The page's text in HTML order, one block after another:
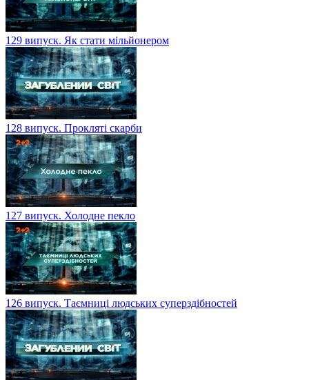
129 випуск. Як стати мільйонером
128 випуск. Прокляті скарби
127 випуск. Холодне пекло
126 випуск. Таємниці людських суперздібностей